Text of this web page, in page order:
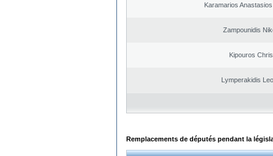
Karamarios
Zampounidis
Kipouros
Lymperakidis
Remplacements de députés pendant la